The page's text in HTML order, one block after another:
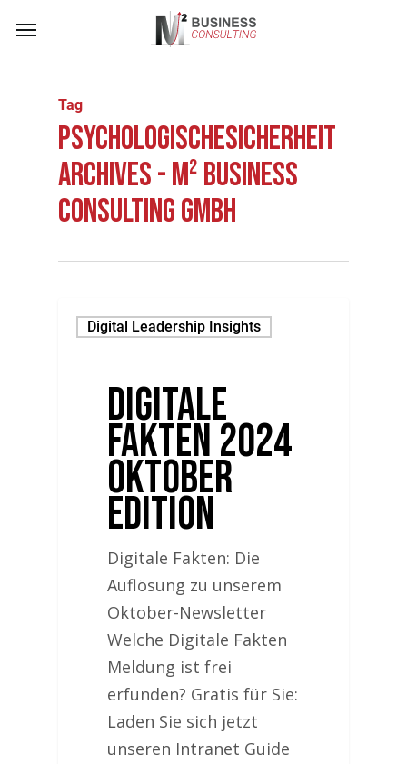
content
Menu
Tag
PsychologischeSicherheit
Archives - M² Business
Consulting GmbH
Digital Leadership Insights
Digitale
Fakten 2024
Oktober
Edition
Digitale Fakten: Die
Auflösung zu unserem
Oktober-Newsletter
Welche Digitale Fakten
Meldung ist frei
erfunden? Gratis für Sie:
Laden Sie sich jetzt
unseren Intranet Guide